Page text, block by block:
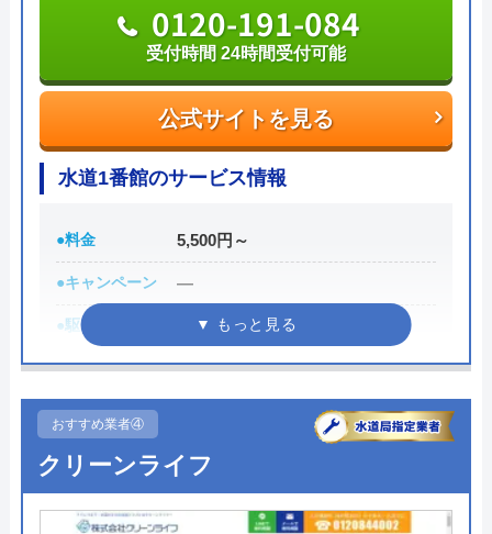
りえP
2 か月前
トイレが詰まって本当に困っていましたが、
連絡後すぐに駆けつけてくださり、あっとい
う間に解決。スタッフの方も非常に丁寧で、
安心して任せられました。これでまた快適に
使えます。迅速な対応に心から感謝します！
Googleクチコミを見る
自社研修を実施しているため、技術には問題ないよ
トラブルの原因や作業例などが分かりやすく記載さ
れており、依頼の際も安心できますね。候補のひと
つにしてみてください。
りますので、相談する際は必ず電話で相談し、その
際には必ず「サイトを見た」と伝えましょう。
公式サイトを見る
まずは電話相談！
0120-221-611
受付時間 24時間 年中無休
公式サイトを見る
0120-191-084
受付時間 24時間受付可能
水道1番館のサービス情報
●料金 5,500円～
●キャンペーン ―
●駆けつけ時間 最短30分
●受付時間
受付時間24時間修理・施工対応時
間7:00～24:00
●定休日
●出張見積もり 出張見積もり無料
●支払い方法 現金、銀行振込
おすすめ業者④
クリーンライフ